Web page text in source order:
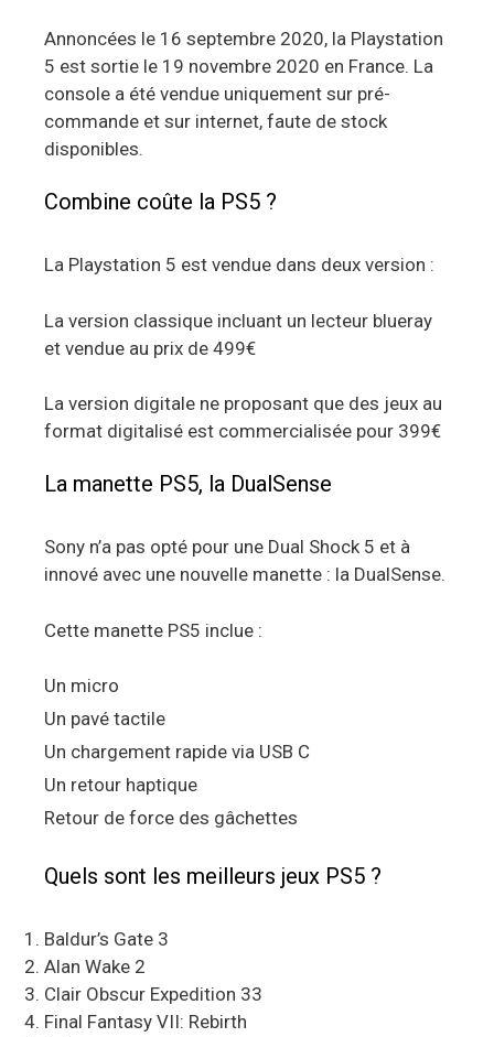
Annoncées le 16 septembre 2020, la Playstation
5 est sortie le 19 novembre 2020 en France. La
console a été vendue uniquement sur pré-
commande et sur internet, faute de stock
disponibles.
Combine coûte la PS5 ?
La Playstation 5 est vendue dans deux version :
La version classique incluant un lecteur blueray
et vendue au prix de 499€
La version digitale ne proposant que des jeux au
format digitalisé est commercialisée pour 399€
La manette PS5, la DualSense
Sony n’a pas opté pour une Dual Shock 5 et à
innové avec une nouvelle manette : la DualSense.
Cette manette PS5 inclue :
Un micro
Un pavé tactile
Un chargement rapide via USB C
Un retour haptique
Retour de force des gâchettes
Quels sont les meilleurs jeux PS5 ?
Baldur’s Gate 3
Alan Wake 2
Clair Obscur Expedition 33
Final Fantasy VII: Rebirth